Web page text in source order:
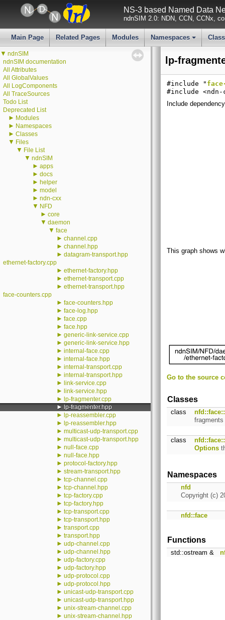
NS-3 based Named Data
ndnSIM 2.0: NDN, CCN, CCNx,
Main Page Related Pages Modules
+
Namespaces
▼ ndnSIM
ndnSIM documentation
All Attributes
All GlobalValues
All LogComponents
All TraceSources
Todo List
Deprecated List
► Modules
► Namespaces
► Classes
▼ Files
▼ File List
▼ ndnSIM
► apps
► docs
► helper
► model
► ndn-cxx
▼ NFD
► core
▼ daemon
▼ face
► channel.cpp
► channel.hpp
► datagram-transport.hpp
ethernet-factory.cpp
► ethernet-factory.hpp
► ethernet-transport.cpp
► ethernet-transport.hpp
face-counters.cpp
► face-counters.hpp
► face-log.hpp
► face.cpp
► face.hpp
► generic-link-service.cpp
► generic-link-service.hpp
► internal-face.cpp
► internal-face.hpp
► internal-transport.cpp
► internal-transport.hpp
► link-service.cpp
► link-service.hpp
► lp-fragmenter.cpp
► lp-fragmenter.hpp
► lp-reassembler.cpp
► lp-reassembler.hpp
► multicast-udp-transport.cpp
► multicast-udp-transport.hpp
► null-face.cpp
► null-face.hpp
► protocol-factory.hpp
► stream-transport.hpp
► tcp-channel.cpp
► tcp-channel.hpp
► tcp-factory.cpp
► tcp-factory.hpp
► tcp-transport.cpp
► tcp-transport.hpp
► transport.cpp
► transport.hpp
► udp-channel.cpp
► udp-channel.hpp
► udp-factory.cpp
► udp-factory.hpp
► udp-protocol.cpp
► udp-protocol.hpp
► unicast-udp-transport.cpp
► unicast-udp-transport.hpp
► unix-stream-channel.cpp
► unix-stream-channel.hpp
lp-
#include "
#include
Include
This graph shows
Go to the source
Classes
class
class
Options
Namespaces
nfd
Copyright (c)
nfd::face
Functions
std::ostream &